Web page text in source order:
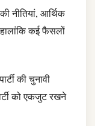
नीतियां, आर्थिक
कई फैसलों
की चुनावी
को एकजुट रखने